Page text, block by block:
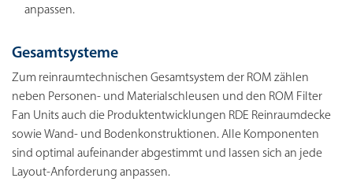
anpassen.
Gesamtsysteme
Zum reinraumtechnischen Gesamtsystem der ROM zählen
neben Personen- und Materialschleusen und den ROM Filter
Fan Units auch die Produktentwicklungen RDE Reinraumdecke
sowie Wand- und Bodenkonstruktionen. Alle Komponenten
sind optimal aufeinander abgestimmt und lassen sich an jede
Layout-Anforderung anpassen.